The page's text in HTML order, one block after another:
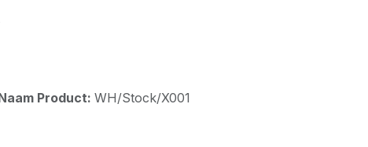
Product: WH/Stock/X001